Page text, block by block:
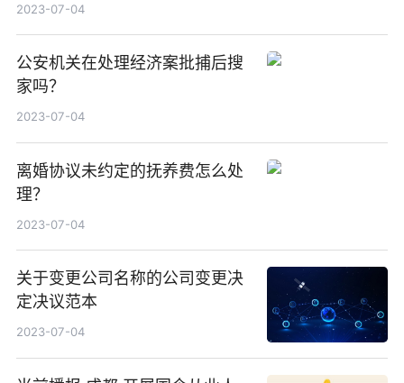
2023-07-04
公安机关在处理经济案批捕后搜
家吗？
2023-07-04
离婚协议未约定的抚养费怎么处
理？
2023-07-04
关于变更公司名称的公司变更决
定决议范本
2023-07-04